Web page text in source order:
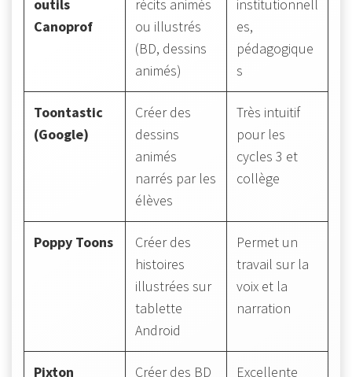
outils
Canoprof
récits animés
ou illustrés
(BD, dessins
animés)
institutionnell
es,
pédagogique
s
Toontastic
(Google)
Créer des
dessins
animés
narrés par les
élèves
Très intuitif
pour les
cycles 3 et
collège
Poppy Toons
Créer des
histoires
illustrées sur
tablette
Android
Permet un
travail sur la
voix et la
narration
Pixton
Créer des BD
Excellente